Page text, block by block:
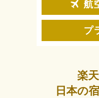
航
プ
楽
日本の